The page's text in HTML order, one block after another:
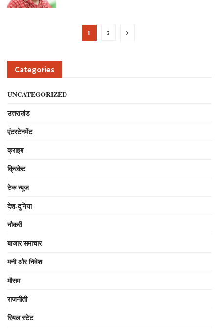
1 2
Categories
UNCATEGORIZED
उत्तराखंड
एंटरटेनमेंट
क्राइम
क्रिकेट
टेक न्यूज़
देश-दुनिया
नौकरी
बाजार समाचार
मनी और निवेश
मौसम
राजनीती
रियल स्टेट